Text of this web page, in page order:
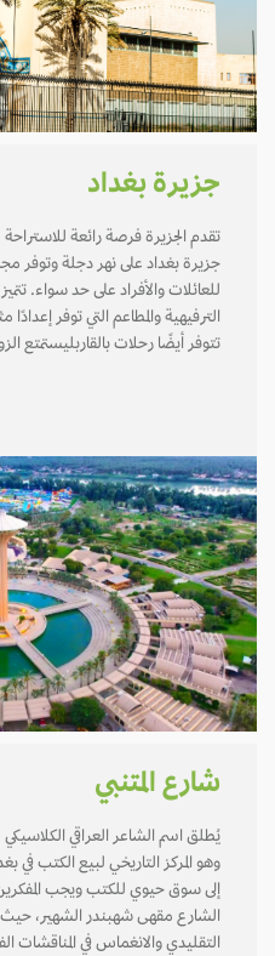
جزيرة بغداد
تقدم الجزيرة فرصة رائعة للاستراحة
جزيرة بغداد على نهر دجلة وتوفر
للعائلات والأفراد على حد سواء. تتميز
الترفيهية والمطاعم التي توفر إعدادًا
تتوفر أيضًا رحلات بالقاربليستمتع
شارع المتنبي
يُطلق اسم الشاعر العراقي الكلاسيكي
وهو المركز التاريخي لبيع الكتب في
إلى سوق حيوي للكتب ويجب المفكرين
الشارع مقهى شهبندر الشهير، حيث
التقليدي والانغماس في المناقشات